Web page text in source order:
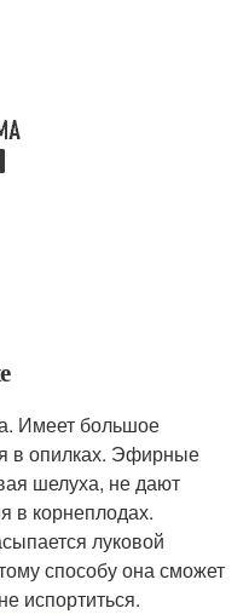
Имеет большое
в опилках. Эфирные
шелуха, не дают
в корнеплодах.
луковой
способу она сможет
испортиться.